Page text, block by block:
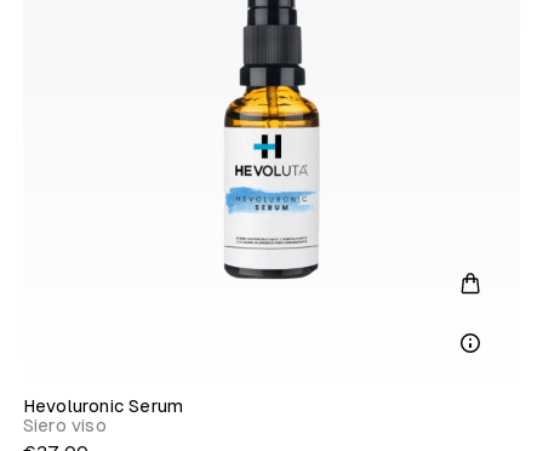
Hevoluronic Serum
Siero viso